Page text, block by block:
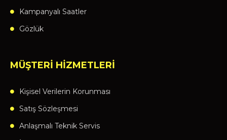
Kampanyalı Saatler
Gözlük
MÜŞTERİ HİZMETLERİ
Kişisel Verilerin Korunması
Satış Sözleşmesi
Anlaşmalı Teknik Servis